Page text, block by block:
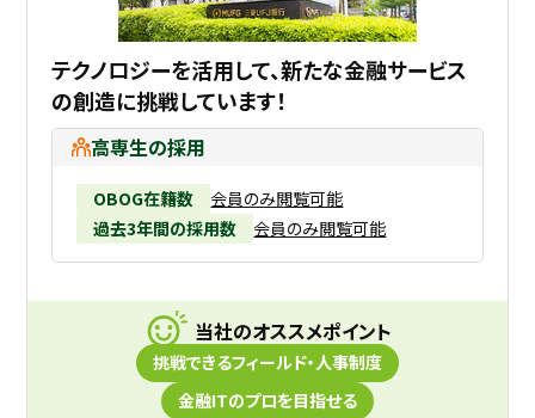
テクノロジーを活用して、新たな金融サービス
の創造に挑戦しています！
高専生の採用
OBOG在籍数
会員のみ閲覧可能
過去3年間の採用数
会員のみ閲覧可能
当社のオススメポイント
挑戦できるフィールド・人事制度
金融ITのプロを目指せる